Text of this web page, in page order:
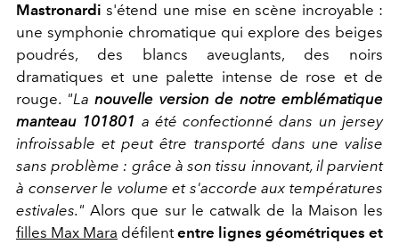
Mastronardi s'étend une mise en scène incroyable :
une symphonie chromatique qui explore des beiges
poudrés, des blancs aveuglants, des noirs
dramatiques et une palette intense de rose et de
rouge. "La nouvelle version de notre emblématique
manteau 101801 a été confectionné dans un jersey
infroissable et peut être transporté dans une valise
sans problème : grâce à son tissu innovant, il parvient
à conserver le volume et s'accorde aux températures
estivales." Alors que sur le catwalk de la Maison les
filles Max Mara défilententre lignes géométriques et